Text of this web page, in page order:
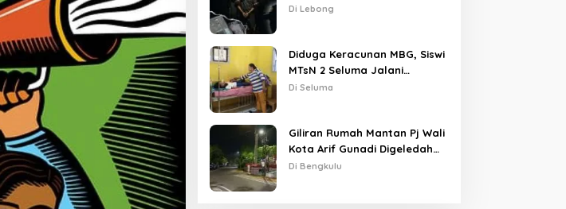
Nama Oknum APH Disebut
Di Lebong
Diduga Keracunan MBG, Siswi
MTsN 2 Seluma Jalani
Perawatan Intensif di RSUD
Di Seluma
Giliran Rumah Mantan Pj Wali
Kota Arif Gunadi Digeledah
KPK, Sinyal Pengusutan
Di Bengkulu